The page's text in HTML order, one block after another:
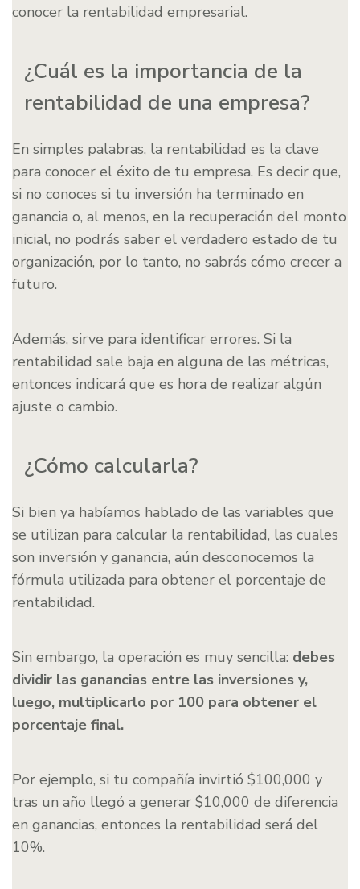
conocer la rentabilidad empresarial.
¿Cuál es la importancia de la
rentabilidad de una empresa?
En simples palabras, la rentabilidad es la clave
para conocer el éxito de tu empresa. Es decir que,
si no conoces si tu inversión ha terminado en
ganancia o, al menos, en la recuperación del monto
inicial, no podrás saber el verdadero estado de tu
organización, por lo tanto, no sabrás cómo crecer a
futuro.
Además, sirve para identificar errores. Si la
rentabilidad sale baja en alguna de las métricas,
entonces indicará que es hora de realizar algún
ajuste o cambio.
¿Cómo calcularla?
Si bien ya habíamos hablado de las variables que
se utilizan para calcular la rentabilidad, las cuales
son inversión y ganancia, aún desconocemos la
fórmula utilizada para obtener el porcentaje de
rentabilidad.
Sin embargo, la operación es muy sencilla: debes
dividir las ganancias entre las inversiones y,
luego, multiplicarlo por 100 para obtener el
porcentaje final.
Por ejemplo, si tu compañía invirtió $100,000 y
tras un año llegó a generar $10,000 de diferencia
en ganancias, entonces la rentabilidad será del
10%.